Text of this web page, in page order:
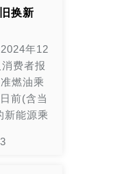
明》原
的车辆
售统一
证书》
向补贴
统一发
申请。...
换新
年12
费者报
燃油乘
前(含当
新能源乘
的新能